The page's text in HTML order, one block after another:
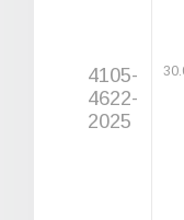
4105-
4622-
2025